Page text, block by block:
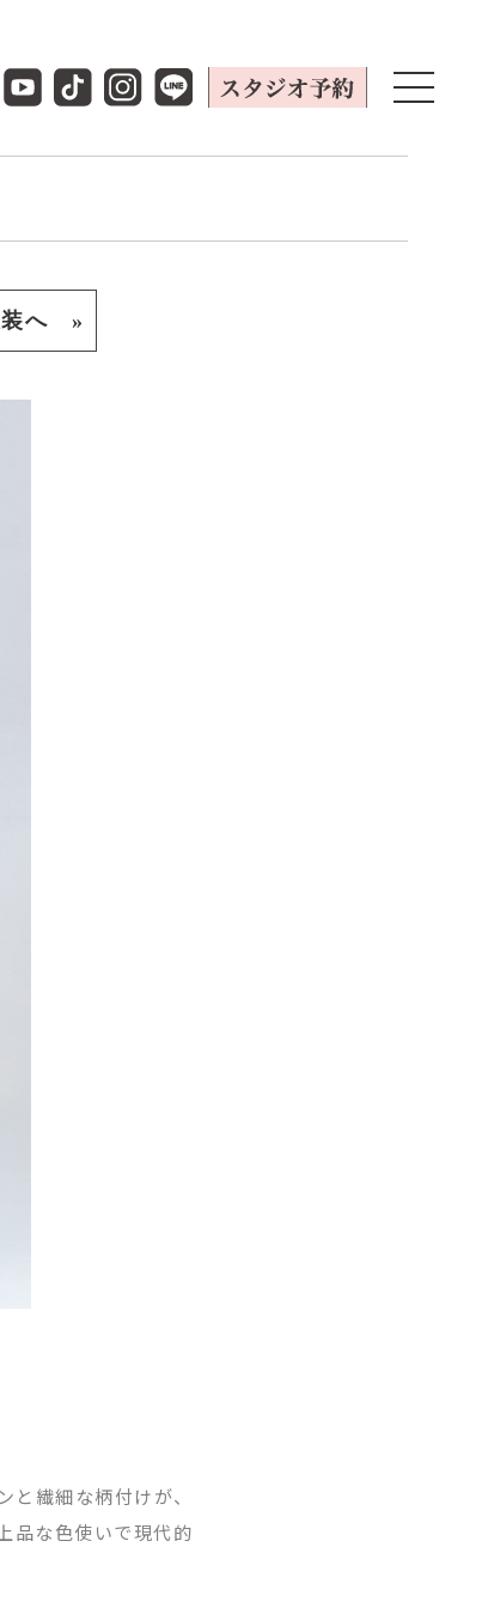
装へ »
繊細な柄付けが、
品な色使いで現代的